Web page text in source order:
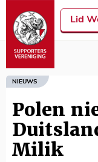
Lid
NIEUWS
Polen
Milik